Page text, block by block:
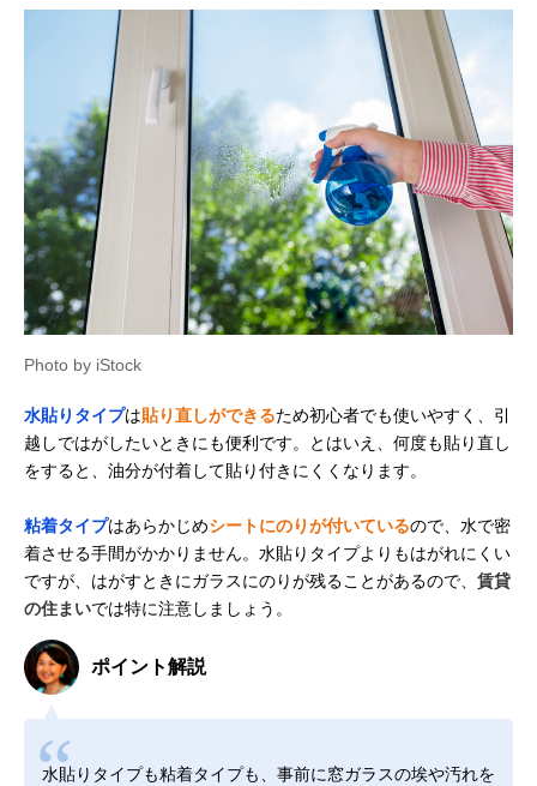
Photo by iStock
水貼りタイプは貼り直しができるため初心者でも使いやすく、引
越しではがしたいときにも便利です。とはいえ、何度も貼り直し
をすると、油分が付着して貼り付きにくくなります。
粘着タイプはあらかじめシートにのりが付いているので、水で密
着させる手間がかかりません。水貼りタイプよりもはがれにくい
ですが、はがすときにガラスにのりが残ることがあるので、 賃貸
の住まいでは特に注意しましょう。
ポイント解説
水貼りタイプも粘着タイプも、事前に窓ガラスの埃や汚れを